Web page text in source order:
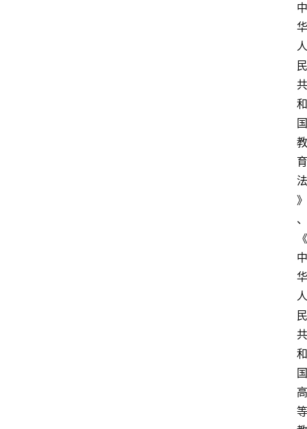
中
华
人
民
共
和
国
教
育
法
》
、
《
中
华
人
民
共
和
国
高
等